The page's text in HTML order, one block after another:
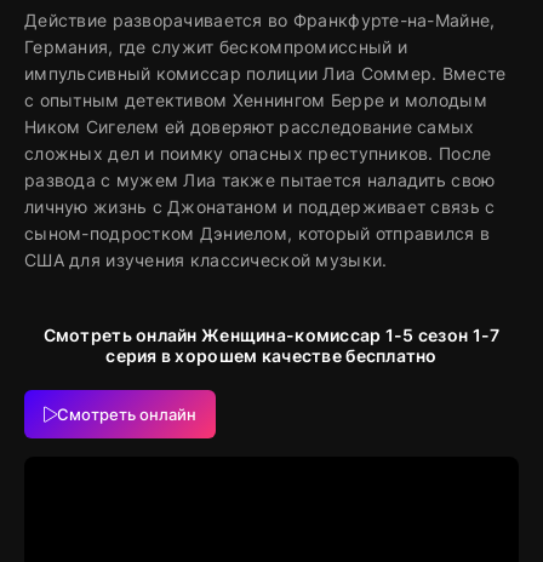
Действие разворачивается во Франкфурте-на-Майне,
Германия, где служит бескомпромиссный и
импульсивный комиссар полиции Лиа Соммер. Вместе
с опытным детективом Хеннингом Берре и молодым
Ником Сигелем ей доверяют расследование самых
сложных дел и поимку опасных преступников. После
развода с мужем Лиа также пытается наладить свою
личную жизнь с Джонатаном и поддерживает связь с
сыном-подростком Дэниелом, который отправился в
США для изучения классической музыки.
Смотреть онлайн Женщина-комиссар 1-5 сезон 1-7
серия в хорошем качестве бесплатно
Смотреть онлайн